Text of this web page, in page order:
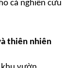
cả nghiên cứu
thiên nhiên